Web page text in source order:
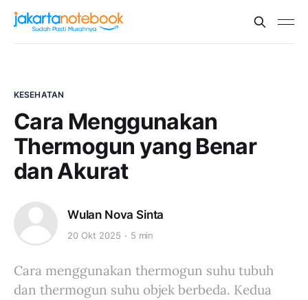
KESEHATAN
Cara Menggunakan
Thermogun yang Benar
dan Akurat
Wulan Nova Sinta
20 Okt 2025 5 min
Cara menggunakan thermogun suhu tubuh
dan thermogun suhu objek berbeda. Kedua